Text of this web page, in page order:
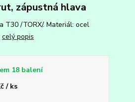
zápustná hlava
T30 /TORX/. Materiál: ocel
celý popis
18 balení
/ ks